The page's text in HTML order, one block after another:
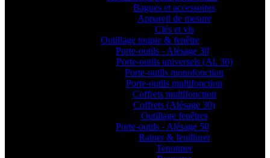
Bagues et accessoires
Appareil de mesure
Clés et vis
Outillage toupie & fenêtre
Porte-outils - Alésage 30
Porte-outils universels (Al. 30)
Porte-outils monofonction
Porte-outils multifonction
Coffrets multifonction
Coffrets (Alésage 30)
Outillage fenêtres
Porte-outils - Alésage 50
Rainer & feuillurer
Tenonner